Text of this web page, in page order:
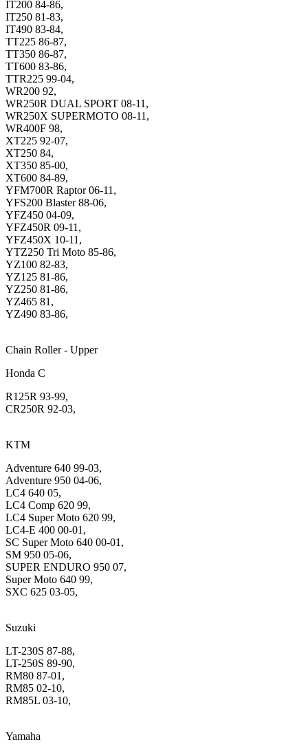
IT200 84-86,
IT250 81-83,
IT490 83-84,
TT225 86-87,
TT350 86-87,
TT600 83-86,
TTR225 99-04,
WR200 92,
WR250R DUAL SPORT 08-11,
WR250X SUPERMOTO 08-11,
WR400F 98,
XT225 92-07,
XT250 84,
XT350 85-00,
XT600 84-89,
YFM700R Raptor 06-11,
YFS200 Blaster 88-06,
YFZ450 04-09,
YFZ450R 09-11,
YFZ450X 10-11,
YTZ250 Tri Moto 85-86,
YZ100 82-83,
YZ125 81-86,
YZ250 81-86,
YZ465 81,
YZ490 83-86,
Chain Roller - Upper
Honda C
R125R 93-99,
CR250R 92-03,
KTM
Adventure 640 99-03,
Adventure 950 04-06,
LC4 640 05,
LC4 Comp 620 99,
LC4 Super Moto 620 99,
LC4-E 400 00-01,
SC Super Moto 640 00-01,
SM 950 05-06,
SUPER ENDURO 950 07,
Super Moto 640 99,
SXC 625 03-05,
Suzuki
LT-230S 87-88,
LT-250S 89-90,
RM80 87-01,
RM85 02-10,
RM85L 03-10,
Yamaha